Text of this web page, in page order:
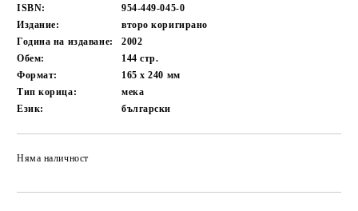
ISBN:
954-449-045-0
Издание:
второ коригирано
Година на издаване:
2002
Обем:
144стр.
Формат:
165 x 240 мм
Тип корица:
мека
Език:
български
Няма наличност